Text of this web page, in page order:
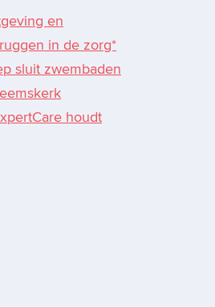
en
in de zorg*
sluit zwembaden
houdt